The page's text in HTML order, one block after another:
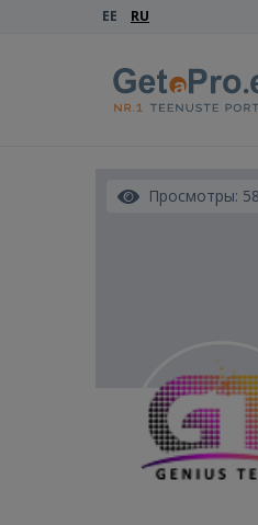
EE RU
Просмотры: 58